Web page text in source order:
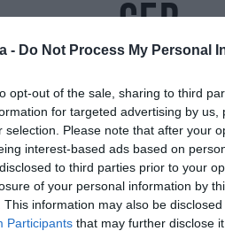
- Do Not Process My Personal
opt-out of the sale, sharing to third
for targeted advertising by
selection. Please note that after your
interest-based ads based on
to third parties prior to your
of your personal information by
This information may also be
Participants that may further disclose
Ger
Per Adrià Boix 16 de Gener de
Rutes, història i